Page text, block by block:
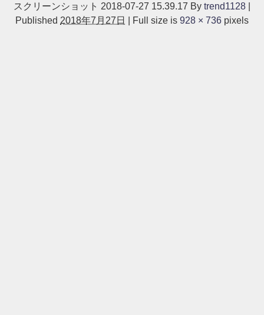
スクリーンショット 2018-07-27 15.39.17 By trend1128
Published 2018年7月27日 Full size is 928 × 736 pixels